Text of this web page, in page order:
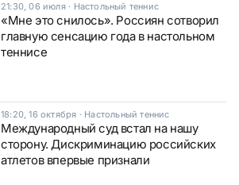
21:30, 06 июля· Настольный теннис
«Мне это снилось». Россиян сотворил
главную сенсацию года в настольном
теннисе
18:20, 16 октября · Настольный теннис
Международный суд встал на нашу
сторону. Дискриминацию российских
атлетов впервые признали